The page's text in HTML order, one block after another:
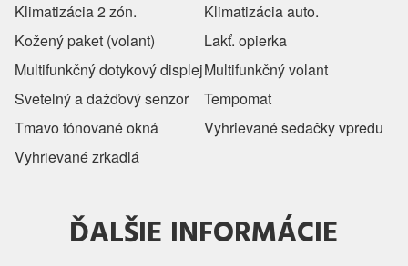
Klimatizácia 2 zón.
Klimatizácia auto.
Kožený paket (volant)
Lakť. opierka
Multifunkčný dotykový displejMultifunkčný volant
Svetelný a dažďový senzor
Tempomat
Tmavo tónované okná
Vyhrievané sedačky vpredu
Vyhrievané zrkadlá
ĎALŠIE INFORMÁCIE